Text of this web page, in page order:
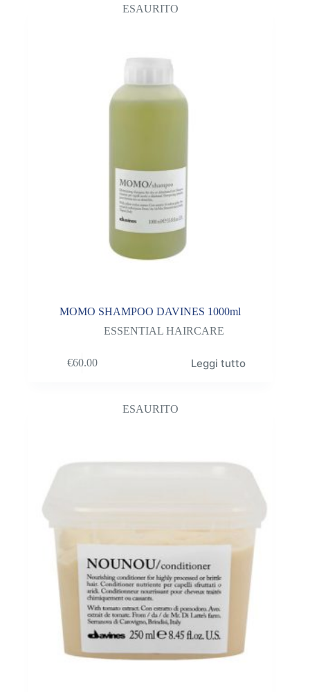
ESAURITO
MOMO SHAMPOO DAVINES 1000ml
ESSENTIAL HAIRCARE
€60.00 Leggi tutto
ESAURITO